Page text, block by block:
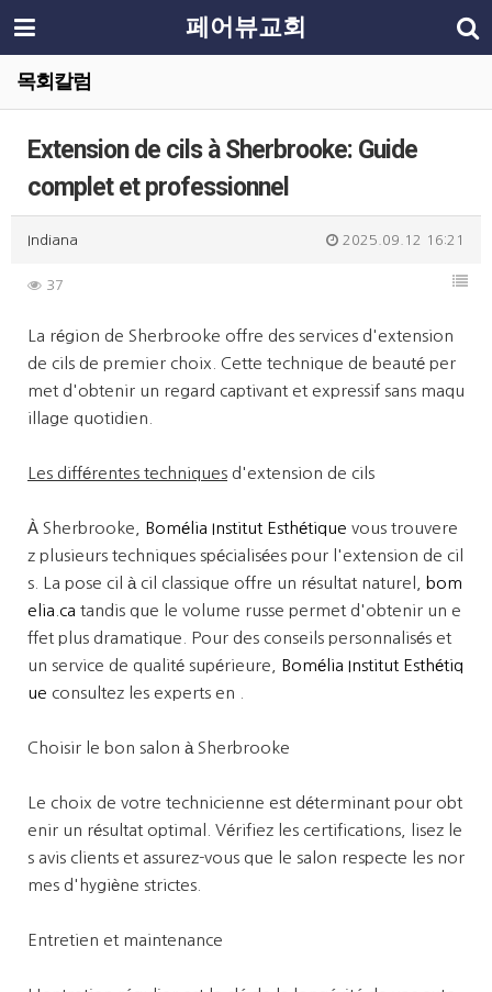
페어뷰교회
목회칼럼
Extension de cils à Sherbrooke: Guide
complet et professionnel
Indiana 2025.09.12 16:21
37
La région de Sherbrooke offre des services d'extension
de cils de premier choix. Cette technique de beauté per
met d'obtenir un regard captivant et expressif sans maqu
illage quotidien.
Les différentes techniques d'extension de cils
À Sherbrooke, Bomélia Institut Esthétique vous trouvere
z plusieurs techniques spécialisées pour l'extension de cil
s. La pose cil à cil classique offre un résultat naturel,
bom
elia.ca tandis que le volume russe permet d'obtenir un e
ffet plus dramatique. Pour des conseils personnalisés et
un service de qualité supérieure,
Bomélia Institut Esthétiq
ue consultez les experts en .
Choisir le bon salon à Sherbrooke
Le choix de votre technicienne est déterminant pour obt
enir un résultat optimal. Vérifiez les certifications, lisez le
s avis clients et assurez-vous que le salon respecte les nor
mes d'hygiène strictes.
Entretien et maintenance